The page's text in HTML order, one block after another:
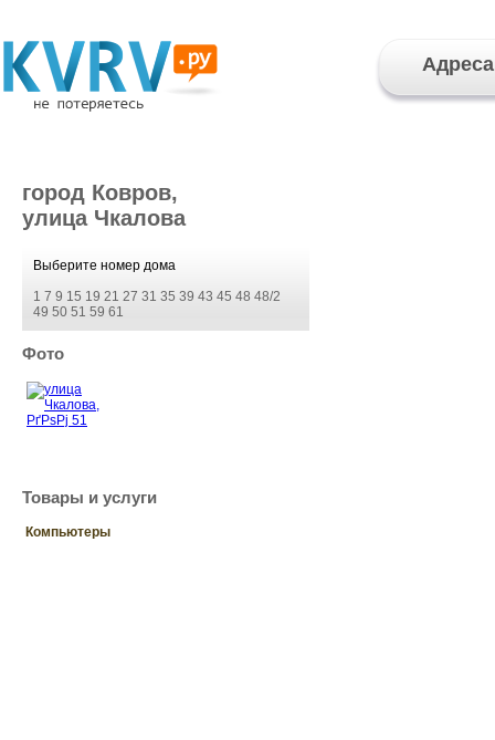
Адреса
город Ковров,
улица Чкалова
Выберите номер дома
1 7 9 15 19 21 27 31 35 39 43 45 48 48/2
49 50 51 59 61
Фото
Товары и услуги
Компьютеры